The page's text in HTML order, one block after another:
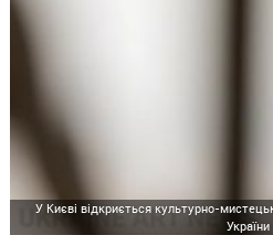
У Києві відкриється культурно-
України